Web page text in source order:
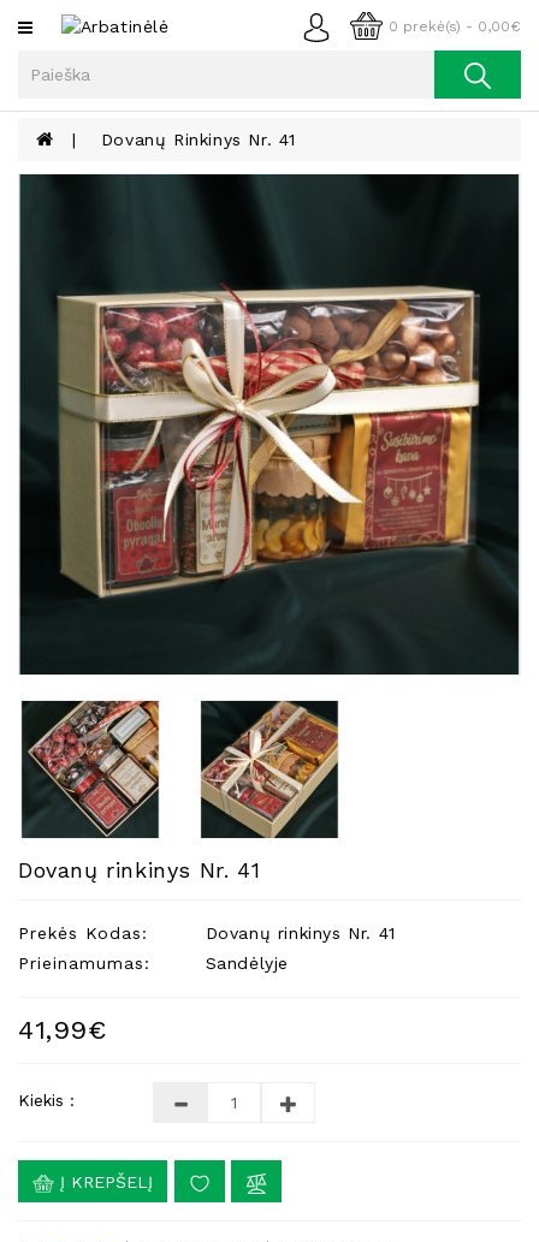
0 prekė(s) - 0,00€
Kategorijos
Kava
Prieskoniai
Becukriai
Saldėsiai
Saldėsiai
Gurmanams
Natūralios
Žvakės
Aliejai
Kosmetika
Higienos
Priemonės
Kūdikiams
Reikalai
Indai
Dovanų Rinkinys Nr. 41
Dovanų rinkinys Nr. 41
Prekės Kodas:
Dovanų rinkinys Nr. 41
Prieinamumas:
Sandėlyje
41,99€
Kiekis :
Į KREPŠELĮ